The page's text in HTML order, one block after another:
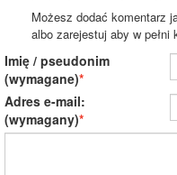
Możesz dodać komentarz
albo zarejestuj aby w
Imię / pseudonim
(wymagane)
Adres e-mail:
(wymagany)